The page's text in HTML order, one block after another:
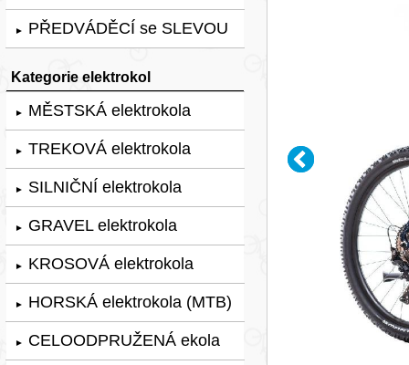
► PŘEDVÁDĚCÍ se SLEVOU
Kategorie elektrokol
► MĚSTSKÁ elektrokola
► TREKOVÁ elektrokola
► SILNIČNÍ elektrokola
► GRAVEL elektrokola
► KROSOVÁ elektrokola
► HORSKÁ elektrokola (MTB)
► CELOODPRUŽENÁ ekola